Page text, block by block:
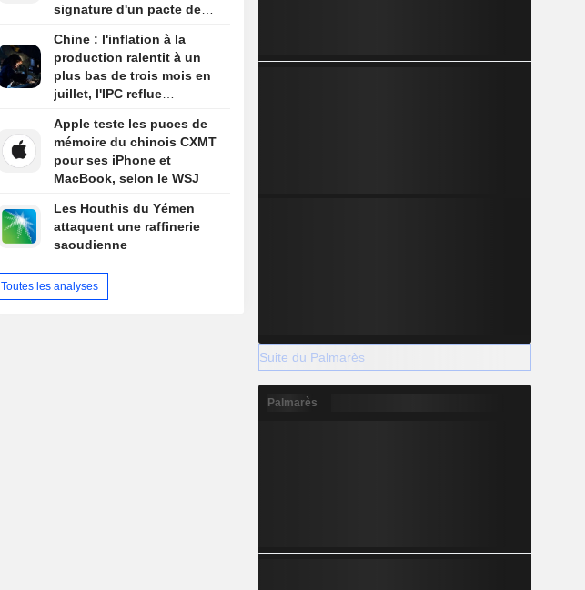
signature d'un pacte de
Chine : l'inflation à la
production ralentit à un
plus bas de trois mois en
juillet, l'IPC reflue
Apple teste les puces de
mémoire du chinois CXMT
pour ses iPhone et
MacBook, selon le WSJ
Les Houthis du Yémen
attaquent une raffinerie
saoudienne
Toutes les analyses
Suite du Palmarès
Palmarès